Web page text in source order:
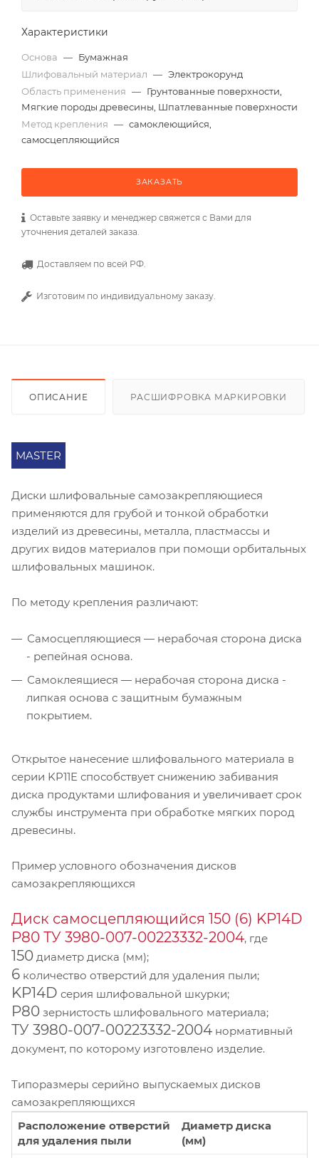
Характеристики
Основа — Бумажная
Шлифовальный материал — Электрокорунд
Область применения — Грунтованные поверхности,
Мягкие породы древесины, Шпатлеванные поверхности
Метод крепления — самоклеющийся,
самосцепляющийся
ЗАКАЗАТЬ
Оставьте заявку и менеджер свяжется с Вами для
уточнения деталей заказа.
Доставляем по всей РФ.
Изготовим по индивидуальному заказу.
ОПИСАНИЕ РАСШИФРОВКА МАРКИРОВКИ
MASTER
Диски шлифовальные самозакрепляющиеся
применяются для грубой и тонкой обработки
изделий из древесины, металла, пластмассы и
других видов материалов при помощи орбитальных
шлифовальных машинок.
По методу крепления различают:
Самосцепляющиеся — нерабочая сторона диска
- репейная основа.
Самоклеящиеся — нерабочая сторона диска -
липкая основа с защитным бумажным
покрытием.
Открытое нанесение шлифовального материала в
серии KP11E способствует снижению забивания
диска продуктами шлифования и увеличивает срок
службы инструмента при обработке мягких пород
древесины.
Пример условного обозначения дисков
самозакрепляющихся
Диск самосцепляющийся 150 (6) KP14D
Р80 ТУ 3980-007-00223332-2004, где
150 диаметр диска (мм);
6 количество отверстий для удаления пыли;
KP14D серия шлифовальной шкурки;
P80 зернистость шлифовального материала;
ТУ 3980-007-00223332-2004 нормативный
документ, по которому изготовлено изделие.
Типоразмеры серийно выпускаемых дисков
самозакрепляющихся
Расположение отверстий
для удаления пыли
Диаметр диска
(мм)